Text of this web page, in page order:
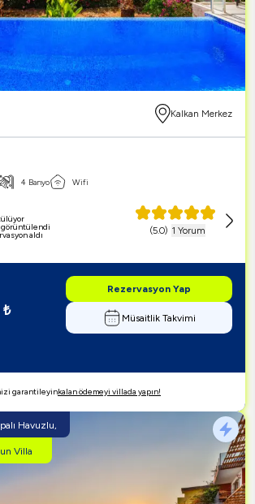
Kalkan Merkez
4 Banyo Wifi
(5.0) 1 Yorum
görüntülendi
aldı
₺
Rezervasyon Yap
Müsaitlik Takvimi
garantileyinkalan ödemeyi villada yapın!
Havuzlu,
Villa